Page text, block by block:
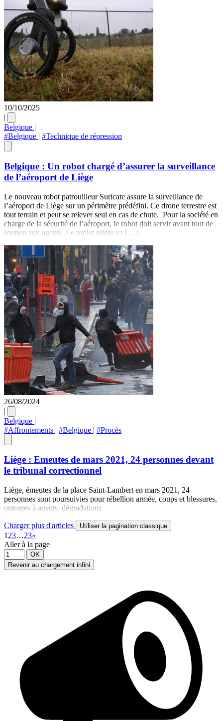
10/10/2025
|
Belgique |
#Belgique | #Technique de répression
Belgique : Un robot chargé d’assurer la surveillance
de l’aéroport de Liège
Le nouveau robot patrouilleur Suricate assure la surveillance de
l’aéroport de Liège sur un périmètre prédéfini. Ce drone terrestre est
tout terrain et peut se relever seul en cas de chute. Pour la société en
charge de la sécurité de l’aéroport, le robot doit servir avant tout de
soutien aux agents. Le projet pilote va […]
26/08/2024
|
Belgique |
#Affrontements | #Belgique | #Procès
Liège : Emeutes de mars 2021, 24 personnes devant
le tribunal correctionnel
Liège, émeutes de la place Saint-Lambert en mars 2021, 24
personnes sont poursuivies pour rébellion armée, coups et blessures,
outrages à agents, dégradations
Charger plus d'articles Utiliser la pagination classique
1 23…23»
Aller à la page
OK
Revenir au chargement infini